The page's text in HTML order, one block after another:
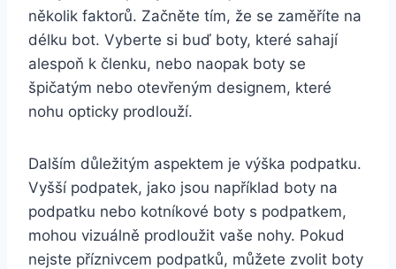
několik faktorů. Začněte tím, že se zaměříte na
délku‌ bot. Vyberte si buď boty, které sahají
alespoň k členku, nebo naopak boty se‌
špičatým nebo otevřeným designem, které
nohu opticky prodlouží.
Dalším důležitým aspektem je výška podpatku.
Vyšší podpatek, jako jsou například boty na
podpatku nebo kotníkové boty s podpatkem,
mohou vizuálně prodloužit vaše nohy. Pokud
nejste ⁢příznivcem podpatků, ‌můžete zvolit boty